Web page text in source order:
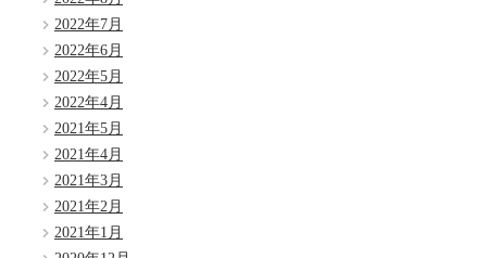
2022年7月
2022年6月
2022年5月
2022年4月
2021年5月
2021年4月
2021年3月
2021年2月
2021年1月